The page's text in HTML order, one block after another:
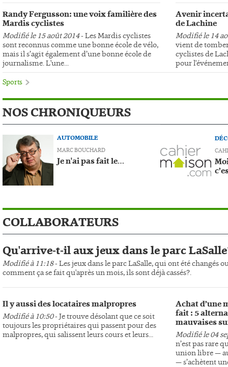
Randy Fergusson: une voix familière des
Mardis cyclistes
Modifié le 15 août 2014- Les Mardis cyclistes
sont reconnus comme une bonne école de vélo,
mais il s’agit également d’une bonne école de
journalisme. L'une...
Avenir
de Lachine
Modifié le 14
vient de
cyclistes de
pour
Sports
NOS CHRONIQUEURS
AUTOMOBILE
MARC BOUCHARD
Je n'ai pas fait le…
COLLABORATEURS
Qu'arrive-t-il aux jeux dans le parc
Modifié à 11:18- Les jeux dans le parc LaSalle, qui ont été changés
comment ça se fait qu'après un mois, ils sont déjà cassés?.
Il y aussi des locataires malpropres
Modifié à 10:50- Je trouve désolant que ce soit
toujours les propriétaires qui passent pour des
malpropres, qui salissent leurs cours et leurs...
Achat d’une
fait : 5
mauvaises
Modifié le 04
n’est pas rare
union libre —
— s’achètent